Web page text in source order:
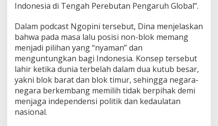
n
I
n
o
n
e
s
i
a
M
Indonesia di Tengah Perebutan Pengaruh Global”.
Dalam podcast Ngopini tersebut, Dina menjelaskan
bahwa pada masa lalu posisi non-blok memang
menjadi pilihan yang “nyaman” dan
menguntungkan bagi Indonesia. Konsep tersebut
lahir ketika dunia terbelah dalam dua kutub besar,
yakni blok barat dan blok timur, sehingga negara-
negara berkembang memilih tidak berpihak demi
menjaga independensi politik dan kedaulatan
nasional.